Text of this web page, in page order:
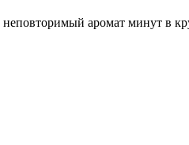
аромат минут в